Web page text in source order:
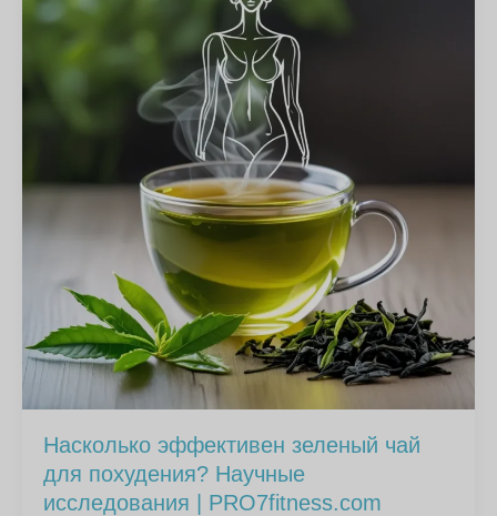
Насколько эффективен зеленый чай
для похудения? Научные
исследования | PRO7fitness.com